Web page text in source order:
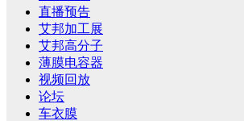
直播预告
艾邦加工展
艾邦高分子
薄膜电容器
视频回放
论坛
车衣膜